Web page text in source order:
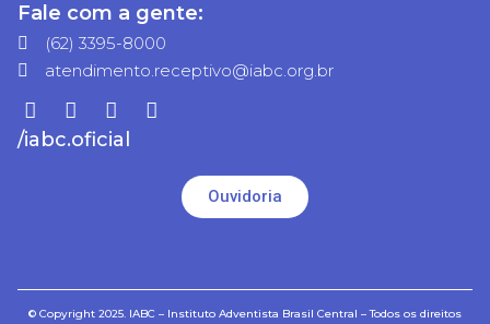
Fale com a gente:
(62) 3395-8000
atendimento.receptivo@iabc.org.br
/iabc.oficial
Ouvidoria
© Copyright 2025. IABC – Instituto Adventista Brasil Central – Todos os direitos